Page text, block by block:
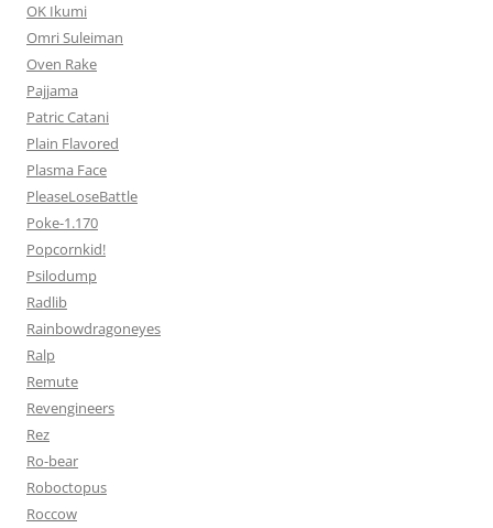
OK Ikumi
Omri Suleiman
Oven Rake
Pajjama
Patric Catani
Plain Flavored
Plasma Face
PleaseLoseBattle
Poke-1.170
Popcornkid!
Psilodump
Radlib
Rainbowdragoneyes
Ralp
Remute
Revengineers
Rez
Ro-bear
Roboctopus
Roccow